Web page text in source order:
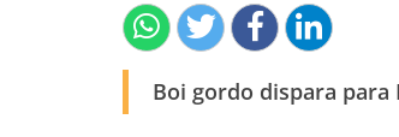
Boi gordo dispara para